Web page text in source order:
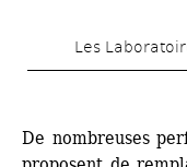
au
Les
De nombreuses